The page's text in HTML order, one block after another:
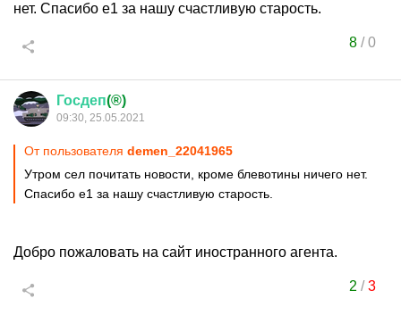
нет. Спасибо е1 за нашу счастливую старость.
8/0
Госдеп(®)
09:30, 25.05.2021
От пользователя demen_22041965
Утром сел почитать новости, кроме блевотины ничего нет.
Спасибо е1 за нашу счастливую старость.
Добро пожаловать на сайт иностранного агента.
2 /3